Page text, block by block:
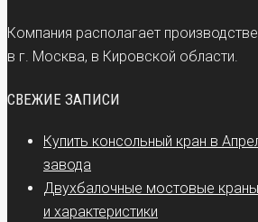
Компания располагает
в г. Москва, в Кировской области.
СВЕЖИЕ ЗАПИСИ
Купить консольный кран в
завода
Двухбалочные мостовые
и характеристики